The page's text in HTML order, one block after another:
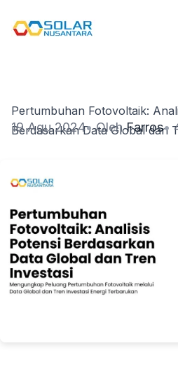
Pertumbuhan Fotovoltaik:
Berdasarkan Data Global dan
19 Agu 2024• OlehFarros•